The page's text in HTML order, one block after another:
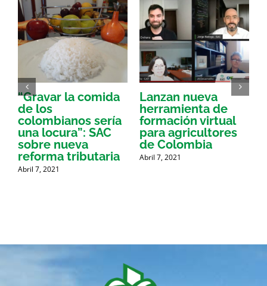
“Gravar la comida
de los
colombianos sería
una locura”: SAC
sobre nueva
reforma tributaria
Abril 7, 2021
Lanzan nueva
herramienta de
formación virtual
para agricultores
de Colombia
Abril 7, 2021